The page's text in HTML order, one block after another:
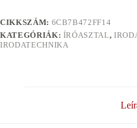
CIKKSZÁM: 6CB7B472FF14
KATEGÓRIÁK: ÍRÓASZTAL,
IRODATECHNIKA